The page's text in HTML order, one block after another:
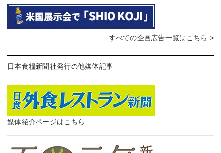
すべての企画広告一覧はこちら >
日本食糧新聞社発行の他媒体記事
媒体紹介ページはこちら